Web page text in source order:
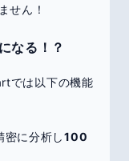
せん！
なる！？
では以下の機能
密に分析し100